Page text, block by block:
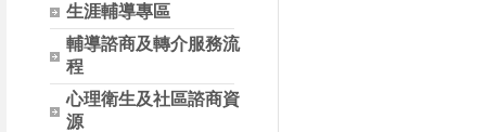
生涯輔導專區
輔導諮商及轉介服務流
程
心理衛生及社區諮商資
源